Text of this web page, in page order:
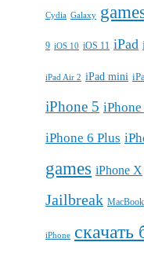
Cydia Galaxy
9 iOS 10 iOS 11 iPad
iPad Air 2 iPad mini
iPhone 5
iPhone 6 Plus
games iPhone X
Jailbreak MacBook
iPhone скачать